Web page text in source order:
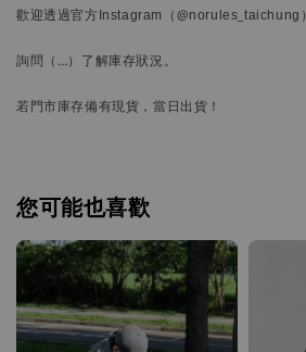
歡迎透過官方Instagram （@norules_taichung）
詢問 （…） 了解庫存狀況。
若門市庫存備有現貨，當日出貨！
您可能也喜歡